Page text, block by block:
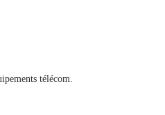
télécom.